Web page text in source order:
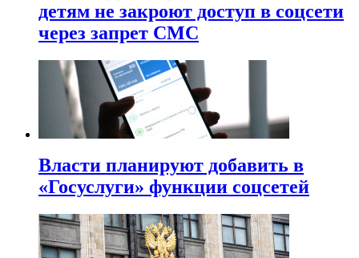
детям не закроют доступ в соцсети
через запрет СМС
Власти планируют добавить в
«Госуслуги» функции соцсетей